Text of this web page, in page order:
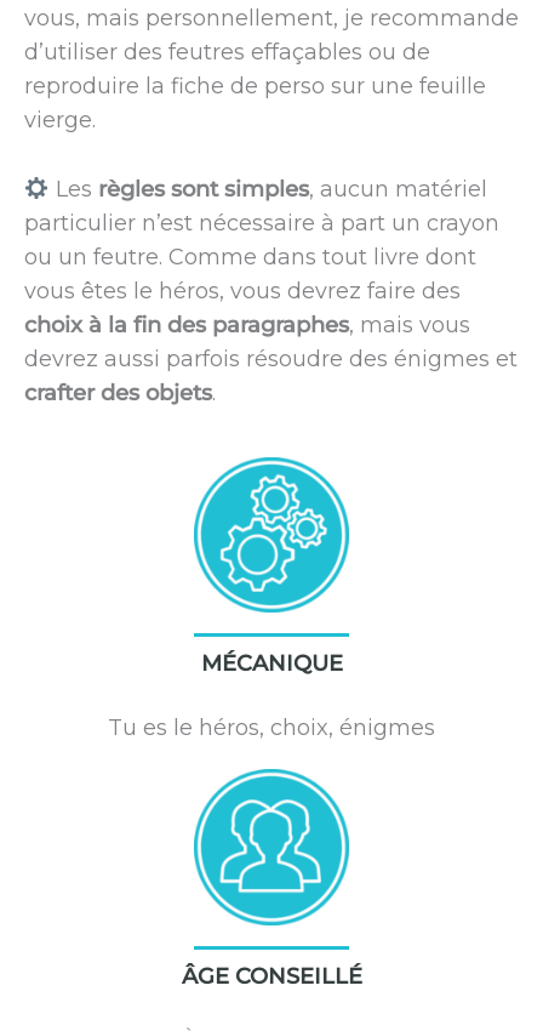
vous, mais personnellement, je recommande
d’utiliser des feutres effaçables ou de
reproduire la fiche de perso sur une feuille
vierge.
Les règles sont simples, aucun matériel
particulier n’est nécessaire à part un crayon
ou un feutre. Comme dans tout livre dont
vous êtes le héros, vous devrez faire des
choix à la fin des paragraphes, mais vous
devrez aussi parfois résoudre des énigmes et
crafter des objets.
MÉCANIQUE
Tu es le héros, choix, énigmes
ÂGE CONSEILLÉ